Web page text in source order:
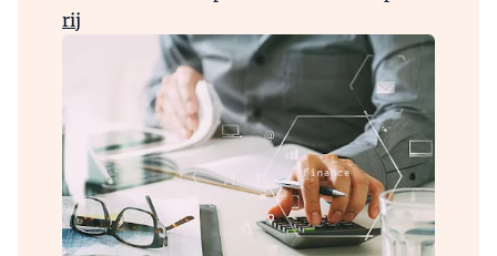
rij